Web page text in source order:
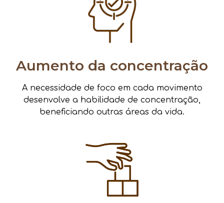
Aumento da concentração
A necessidade de foco em cada movimento
desenvolve a habilidade de concentração,
beneficiando outras áreas da vida.